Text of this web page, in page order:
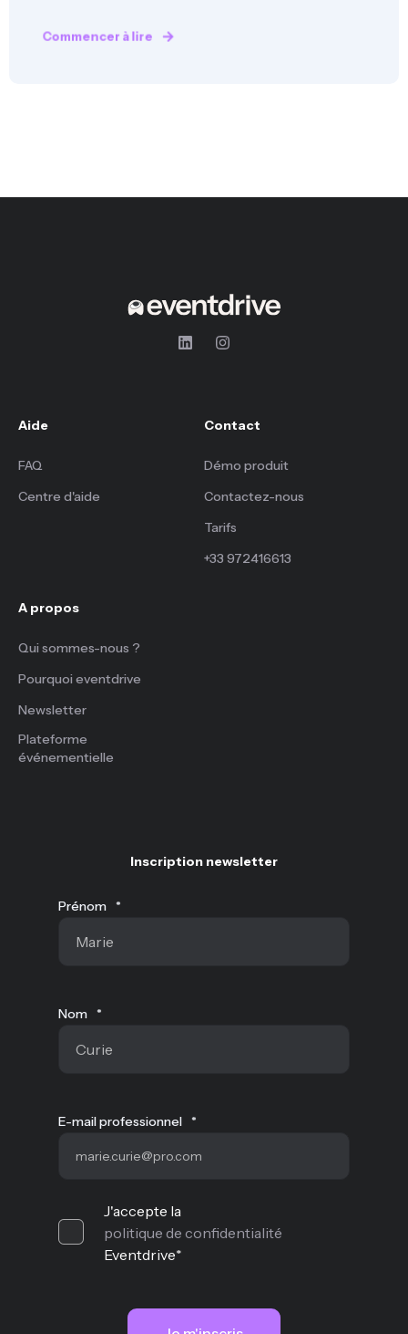
Commencer à lire
Aide
FAQ
Centre d'aide
Contact
Démo produit
Contactez-nous
Tarifs
+33 972416613
A propos
Qui sommes-nous ?
Pourquoi eventdrive
Newsletter
Plateforme
événementielle
Inscription newsletter
Prénom *
Nom *
E-mail professionnel *
J'accepte la
politique de confidentialité
Eventdrive*